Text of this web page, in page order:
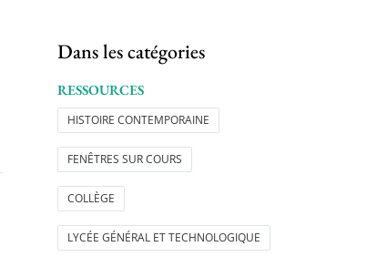
Dans les catégories
RESSOURCES
HISTOIRE CONTEMPORAINE
FENÊTRES SUR COURS
COLLÈGE
LYCÉE GÉNÉRAL ET TECHNOLOGIQUE